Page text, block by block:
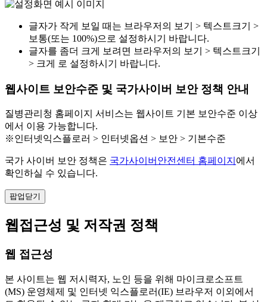
글자가 작게 보일 때는 브라우저의 보기 > 텍스트크기 >
보통(또는 100%)으로 설정하시기 바랍니다.
글자를 좀더 크게 보려면 브라우저의 보기 > 텍스트크기
> 크게 로 설정하시기 바랍니다.
웹사이트 보안수준 및 국가사이버 보안 정책 안내
질병관리청 홈페이지 서비스는 웹사이트 기본 보안수준 이상
에서 이용 가능합니다.
※인터넷익스플로러 > 인터넷옵션 > 보안 > 기본수준
국가 사이버 보안 정책은 국가사이버안전센터 홈페이지 에서
확인하실 수 있습니다.
팝업닫기
웹접근성 및 저작권 정책
웹 접근성
본 사이트는 웹 저시력자, 노인 등을 위해 마이크로소프트
(MS) 운영체제 및 인터넷 익스플로러(IE) 브라우저 이외에서